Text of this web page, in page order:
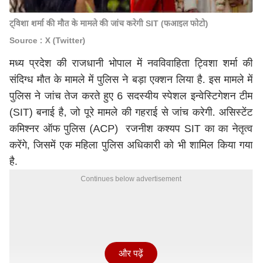
ट्विशा शर्मा की मौत के मामले की जांच करेगी SIT (फआइल फोटो)
Source : X (Twitter)
मध्य प्रदेश की राजधानी भोपाल में नवविवाहिता ट्विशा शर्मा की
संदिग्ध मौत के मामले में पुलिस ने बड़ा एक्शन लिया है. इस मामले में
पुलिस ने जांच तेज करते हुए 6 सदस्यीय स्पेशल इन्वेस्टिगेशन टीम
(SIT) बनाई है, जो पूरे मामले की गहराई से जांच करेगी. असिस्टेंट
कमिश्नर ऑफ पुलिस (ACP) रजनीश कश्यप SIT का का नेतृत्व
करेंगे, जिसमें एक महिला पुलिस अधिकारी को भी शामिल किया गया
है.
Continues below advertisement
और पढ़ें